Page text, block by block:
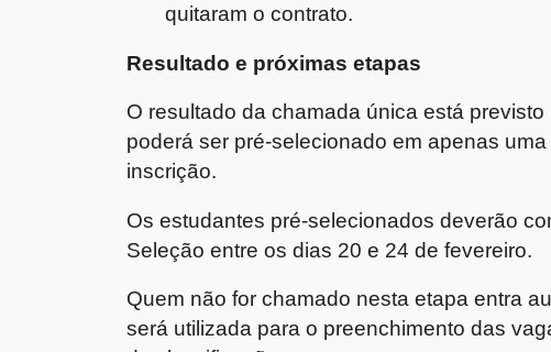
quitaram o contrato.
Resultado e próximas etapas
O resultado da chamada única está
poderá ser pré-selecionado em apenas
inscrição.
Os estudantes pré-selecionados deverão
Seleção entre os dias 20 e 24 de fevereiro.
Quem não for chamado nesta etapa entra
será utilizada para o preenchimento das